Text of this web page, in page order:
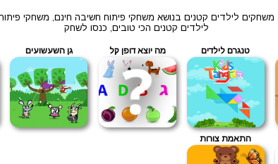
משחקים לילדים קטנים בנושא משחקי פיתוח חשיבה חינם, משחקי
לילדים קטנים הכי טובים, כנסו לשחק
טנגרם לילדים מה יוצא דופן קל גן השעשועים
התאמת צורות